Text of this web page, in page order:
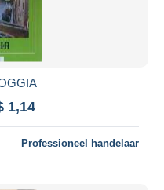
1,14
Professioneel handelaar